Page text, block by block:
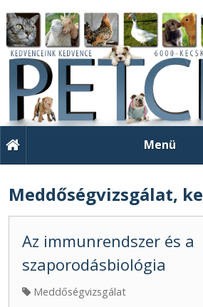
Menü
Meddőségvizsgálat,
Az immunrendszer és a
szaporodásbiológia
Meddőségvizsgálat